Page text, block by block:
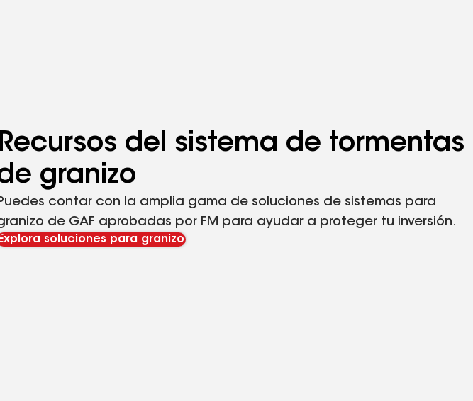
del sistema de tormentas
granizo
contar con la amplia gama de soluciones de sistemas para
de GAF aprobadas por FM para ayudar a proteger tu inversión.
soluciones para granizo